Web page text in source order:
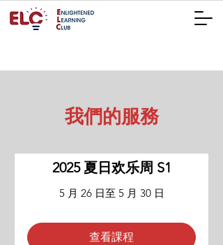
我們的服務
2025 夏日欢乐周 S1
5 月 26 日至 5 月 30 日
查看課程